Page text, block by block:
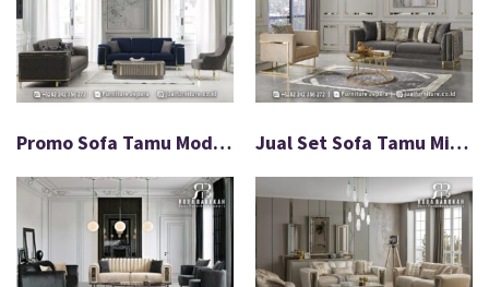
Promo Sofa Tamu Modern Mewah Jepara FS1522 Jual Set Sofa Tamu Minimalis Modern Frame Gold FS1521